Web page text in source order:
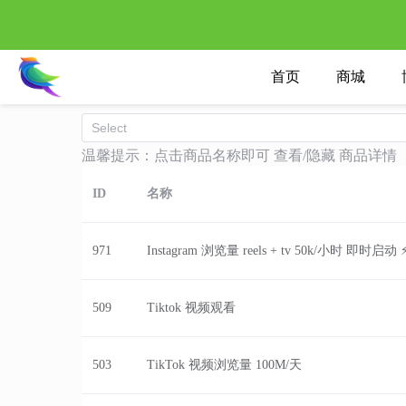
首页 商城
温馨提示：点击商品名称即可 查看/隐藏 商品详情
ID 名称
971 Instagram 浏览量 reels + tv 50k/小时 即时启动
509 Tiktok 视频观看
503 TikTok 视频浏览量 100M/天